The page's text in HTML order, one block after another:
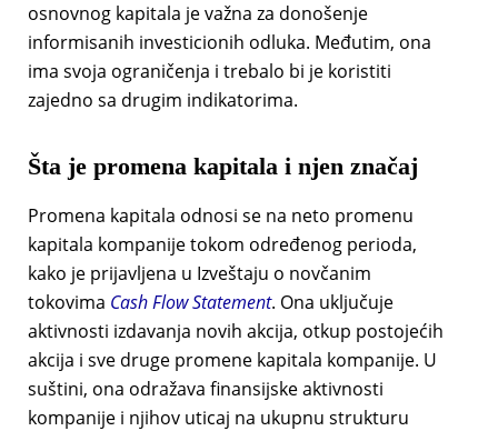
osnovnog kapitala je važna za donošenje
informisanih investicionih odluka. Međutim, ona
ima svoja ograničenja i trebalo bi je koristiti
zajedno sa drugim indikatorima.
Šta je promena kapitala i njen značaj
Promena kapitala odnosi se na neto promenu
kapitala kompanije tokom određenog perioda,
kako je prijavljena u Izveštaju o novčanim
tokovima Cash Flow Statement. Ona uključuje
aktivnosti izdavanja novih akcija, otkup postojećih
akcija i sve druge promene kapitala kompanije. U
suštini, ona odražava finansijske aktivnosti
kompanije i njihov uticaj na ukupnu strukturu